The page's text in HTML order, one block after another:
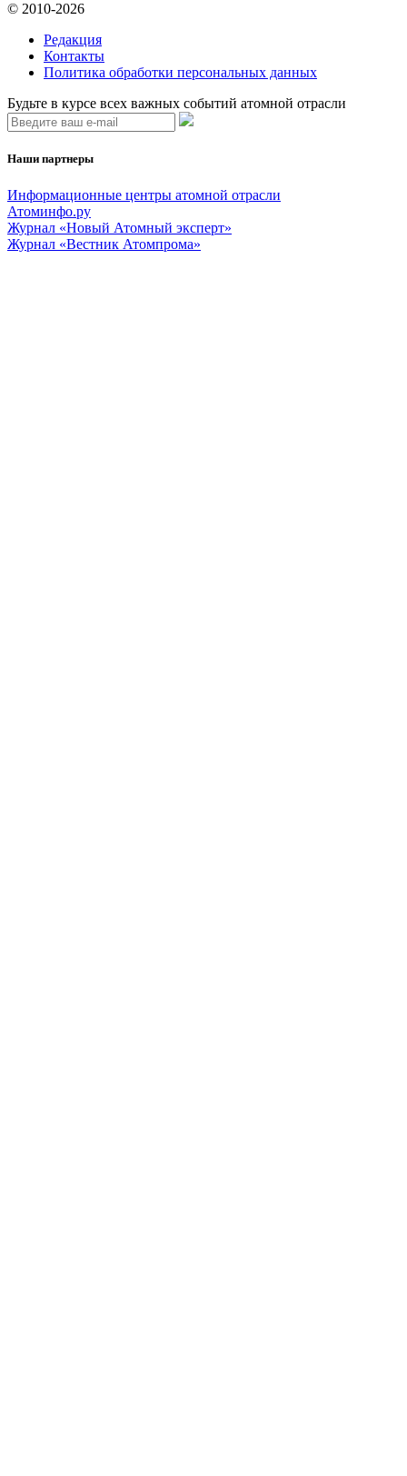
© 2010-2026
Редакция
Контакты
Политика обработки персональных данных
Будьте в курсе всех важных событий атомной отрасли
Наши партнеры
Информационные центры атомной отрасли
Атоминфо.ру
Журнал «Новый Атомный эксперт»
Журнал «Вестник Атомпрома»